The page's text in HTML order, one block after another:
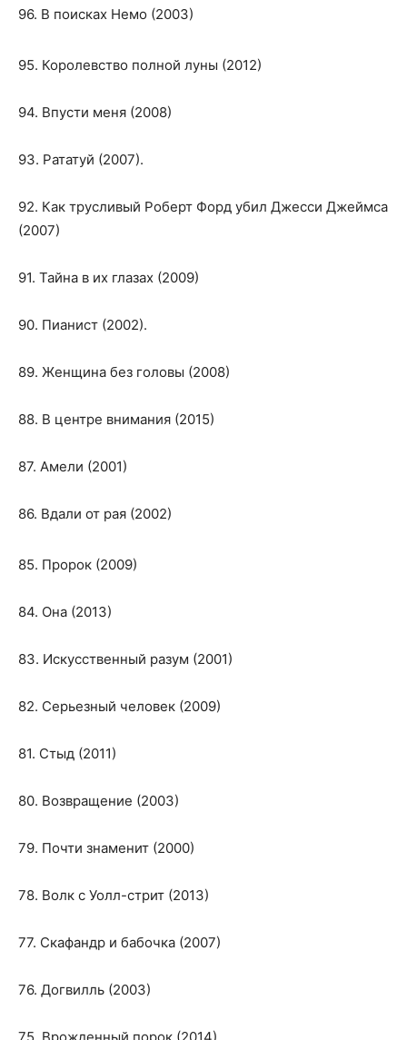
96. В поисках Немо (2003)
95. Королевство полной луны (2012)
94. Впусти меня (2008)
93. Рататуй (2007).
92. Как трусливый Роберт Форд убил Джесси Джеймса
(2007)
91. Тайна в их глазах (2009)
90. Пианист (2002).
89. Женщина без головы (2008)
88. В центре внимания (2015)
87. Амели (2001)
86. Вдали от рая (2002)
85. Пророк (2009)
84. Она (2013)
83. Искусственный разум (2001)
82. Серьезный человек (2009)
81. Стыд (2011)
80. Возвращение (2003)
79. Почти знаменит (2000)
78. Волк с Уолл-стрит (2013)
77. Скафандр и бабочка (2007)
76. Догвилль (2003)